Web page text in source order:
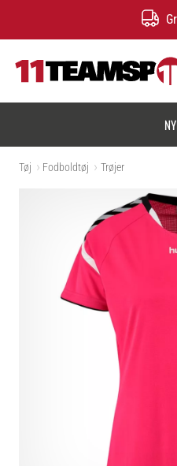
Tøj Fodboldtøj Trøjer